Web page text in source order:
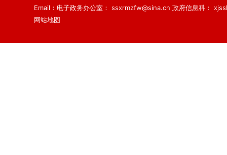
Email：电子政务办公室： ssxrmzfw@sina.cn 政府信息科：
网站地图